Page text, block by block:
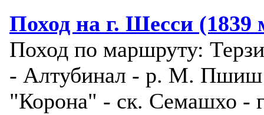
Поход на г. Шесси (1839
Поход по маршруту:
- Алтубинал - р. М.
"Корона" - ск. Семашхо -